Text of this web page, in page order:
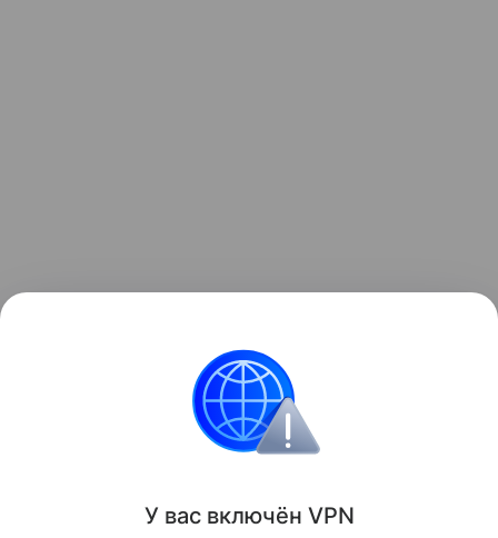
материале
Поделиться
У вас включён VPN